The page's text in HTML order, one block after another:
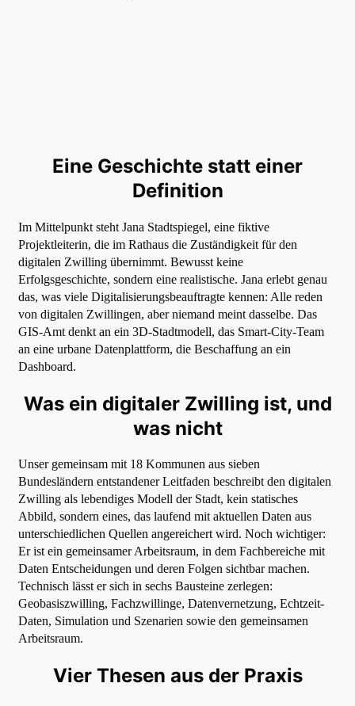
Eine Geschichte statt einer
Definition
Im Mittelpunkt steht Jana Stadtspiegel, eine fiktive
Projektleiterin, die im Rathaus die Zuständigkeit für den
digitalen Zwilling übernimmt. Bewusst keine
Erfolgsgeschichte, sondern eine realistische. Jana erlebt genau
das, was viele Digitalisierungsbeauftragte kennen: Alle reden
von digitalen Zwillingen, aber niemand meint dasselbe. Das
GIS-Amt denkt an ein 3D-Stadtmodell, das Smart-City-Team
an eine urbane Datenplattform, die Beschaffung an ein
Dashboard.
Was ein digitaler Zwilling ist, und
was nicht
Unser gemeinsam mit 18 Kommunen aus sieben
Bundesländern entstandener Leitfaden beschreibt den digitalen
Zwilling als lebendiges Modell der Stadt, kein statisches
Abbild, sondern eines, das laufend mit aktuellen Daten aus
unterschiedlichen Quellen angereichert wird. Noch wichtiger:
Er ist ein gemeinsamer Arbeitsraum, in dem Fachbereiche mit
Daten Entscheidungen und deren Folgen sichtbar machen.
Technisch lässt er sich in sechs Bausteine zerlegen:
Geobasiszwilling, Fachzwillinge, Datenvernetzung, Echtzeit-
Daten, Simulation und Szenarien sowie den gemeinsamen
Arbeitsraum.
Vier Thesen aus der Praxis